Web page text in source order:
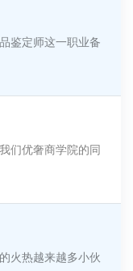
鉴定师这一职业备
们优奢商学院的同
火热越来越多小伙